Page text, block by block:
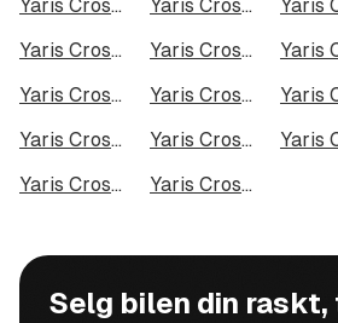
Yaris Cross Hybrid AWD-i i Bodø Yaris Cross Hybrid AWD-i i Arendal
Yaris Cross Hybrid AWD-i i Halden
Yaris Cross Hybrid AWD-i i Lillehammer
Yaris Cross Hybrid AWD-i i Harstad
Yaris Cross Hybrid AWD-i i Gjøvik
Yaris Cross Hybrid AWD-i i Kristiansund
Yaris Cross Hybrid AWD-i i Tromsdalen
Yaris Cross Hybrid AWD-i i Haugesund
Yaris Cross Hybrid AWD-i i Alta
Selg bilen din raskt,